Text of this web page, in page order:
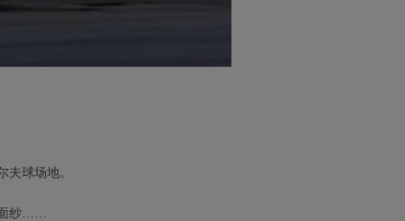
球场地。
面纱……